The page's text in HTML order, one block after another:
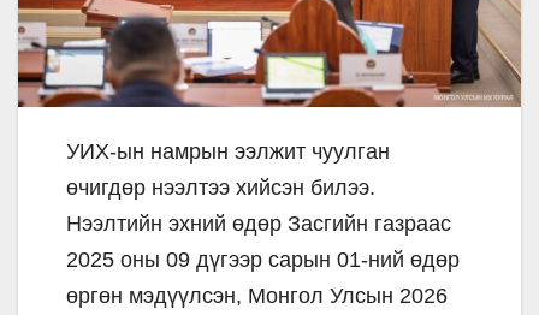
УИХ-ын намрын ээлжит чуулган
өчигдөр нээлтээ хийсэн билээ.
Нээлтийн эхний өдөр Засгийн газраас
2025 оны 09 дүгээр сарын 01-ний өдөр
өргөн мэдүүлсэн, Монгол Улсын 2026